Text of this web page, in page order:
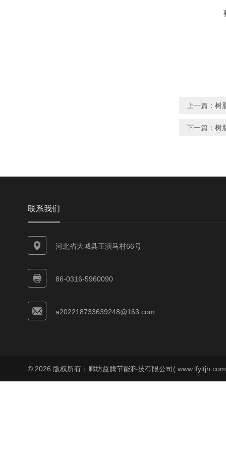
上一篇： 树
下一篇： 树
联系我们
河北省大城县王演马村66号
86-0316-5960090
a202218733639248@163.com
© 2026 版权所有：廊坊益腾节能科技有限公司(